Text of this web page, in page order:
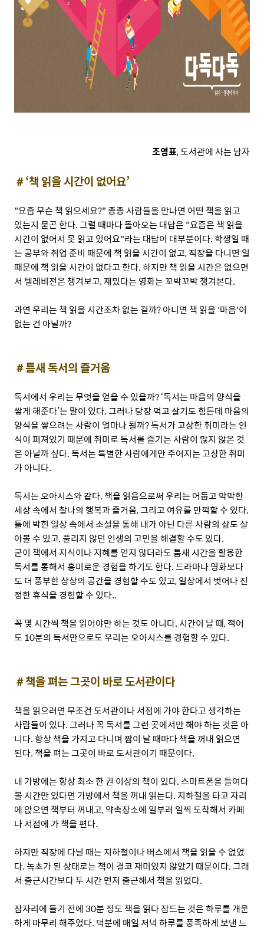
조영표, 도서관에 사는 남자
＃‘책 읽을 시간이 없어요’
"요즘 무슨 책 읽으세요?" 종종 사람들을 만나면 어떤 책을 읽고
있는지 묻곤 한다. 그럴 때마다 돌아오는 대답은 "요즘은 책 읽을
시간이 없어서 못 읽고 있어요"라는 대답이 대부분이다. 학생일 때
는 공부와 취업 준비 때문에 책 읽을 시간이 없고, 직장을 다니면 일
때문에 책 읽을 시간이 없다고 한다. 하지만 책 읽을 시간은 없으면
서 텔레비전은 챙겨보고, 재밌다는 영화는 꼬박꼬박 챙겨본다.
과연 우리는 책 읽을 시간조차 없는 걸까? 아니면 책 읽을 '마음'이
없는 건 아닐까?
＃틈새 독서의 즐거움
독서에서 우리는 무엇을 얻을 수 있을까? ‘독서는 마음의 양식을
쌓게 해준다’는 말이 있다. 그러나 당장 먹고 살기도 힘든데 마음의
양식을 쌓으려는 사람이 얼마나 될까? 독서가 고상한 취미라는 인
식이 퍼져있기 때문에 취미로 독서를 즐기는 사람이 많지 않은 것
은 아닐까 싶다. 독서는 특별한 사람에게만 주어지는 고상한 취미
가 아니다.
독서는 오아시스와 같다. 책을 읽음으로써 우리는 어둡고 막막한
세상 속에서 찰나의 행복과 즐거움, 그리고 여유를 만끽할 수 있다.
틀에 박힌 일상 속에서 소설을 통해 내가 아닌 다른 사람의 삶도 살
아볼 수 있고, 풀리지 않던 인생의 고민을 해결할 수도 있다.
굳이 책에서 지식이나 지혜를 얻지 않더라도 틈새 시간을 활용한
독서를 통해서 흥미로운 경험을 하기도 한다. 드라마나 영화보다
도 더 풍부한 상상의 공간을 경험할 수도 있고, 일상에서 벗어나 진
정한 휴식을 경험할 수 있다..
꼭 몇 시간씩 책을 읽어야만 하는 것도 아니다. 시간이 날 때, 적어
도 10분의 독서만으로도 우리는 오아시스를 경험할 수 있다.
＃책을 펴는 그곳이 바로 도서관이다
책을 읽으려면 무조건 도서관이나 서점에 가야 한다고 생각하는
사람들이 있다. 그러나 꼭 독서를 그런 곳에서만 해야 하는 것은 아
니다. 항상 책을 가지고 다니며 짬이 날 때마다 책을 꺼내 읽으면
된다. 책을 펴는 그곳이 바로 도서관이기 때문이다.
내 가방에는 항상 최소 한 권 이상의 책이 있다. 스마트폰을 들여다
볼 시간만 있다면 가방에서 책을 꺼내 읽는다. 지하철을 타고 자리
에 앉으면 책부터 꺼내고, 약속장소에 일부러 일찍 도착해서 카페
나 서점에 가 책을 편다.
하지만 직장에 다닐 때는 지하철이나 버스에서 책을 읽을 수 없었
다. 녹초가 된 상태로는 책이 결코 재미있지 않았기 때문이다. 그래
서 출근시간보다 두 시간 먼저 출근해서 책을 읽었다.
잠자리에 들기 전에 30분 정도 책을 읽다 잠드는 것은 하루를 개운
하게 마무리 해주었다. 덕분에 매일 저녁 하루를 풍족하게 보낸 느